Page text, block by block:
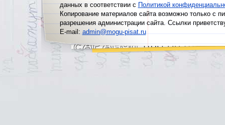
данных в соответствии сПолитикой
Копирование материалов сайта возможно только с
разрешения администрации сайта. Ссылки
E-mail:admin@mogu-pisat.ru